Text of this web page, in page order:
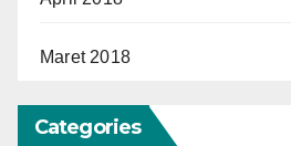
Maret 2018
Categories